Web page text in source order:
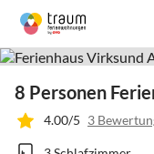
8 Personen
4.00/5 3